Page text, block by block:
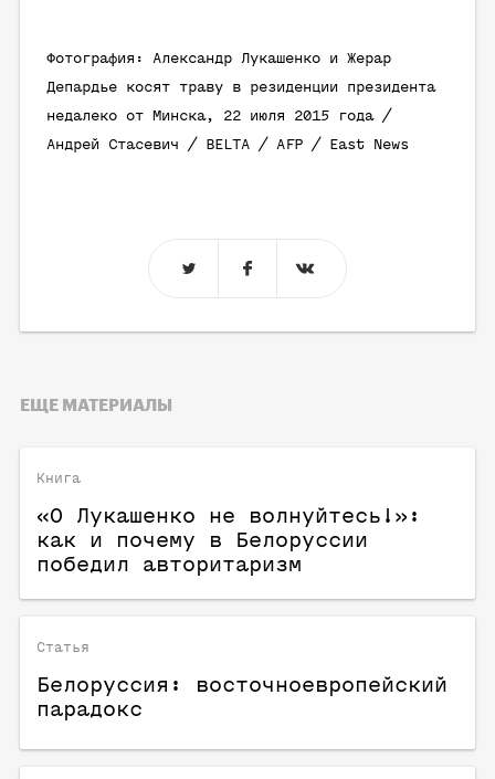
Фотография: Александр Лукашенко и Жерар
Депардье косят траву в резиденции президента
недалеко от Минска, 22 июля 2015 года /
Андрей Стасевич / BELTA / AFP / East News
ЕЩЕ МАТЕРИАЛЫ
Книга
«О Лукашенко не волнуйтесь!»:
как и почему в Белоруссии
победил авторитаризм
Статья
Белоруссия: восточноевропейский
парадокс